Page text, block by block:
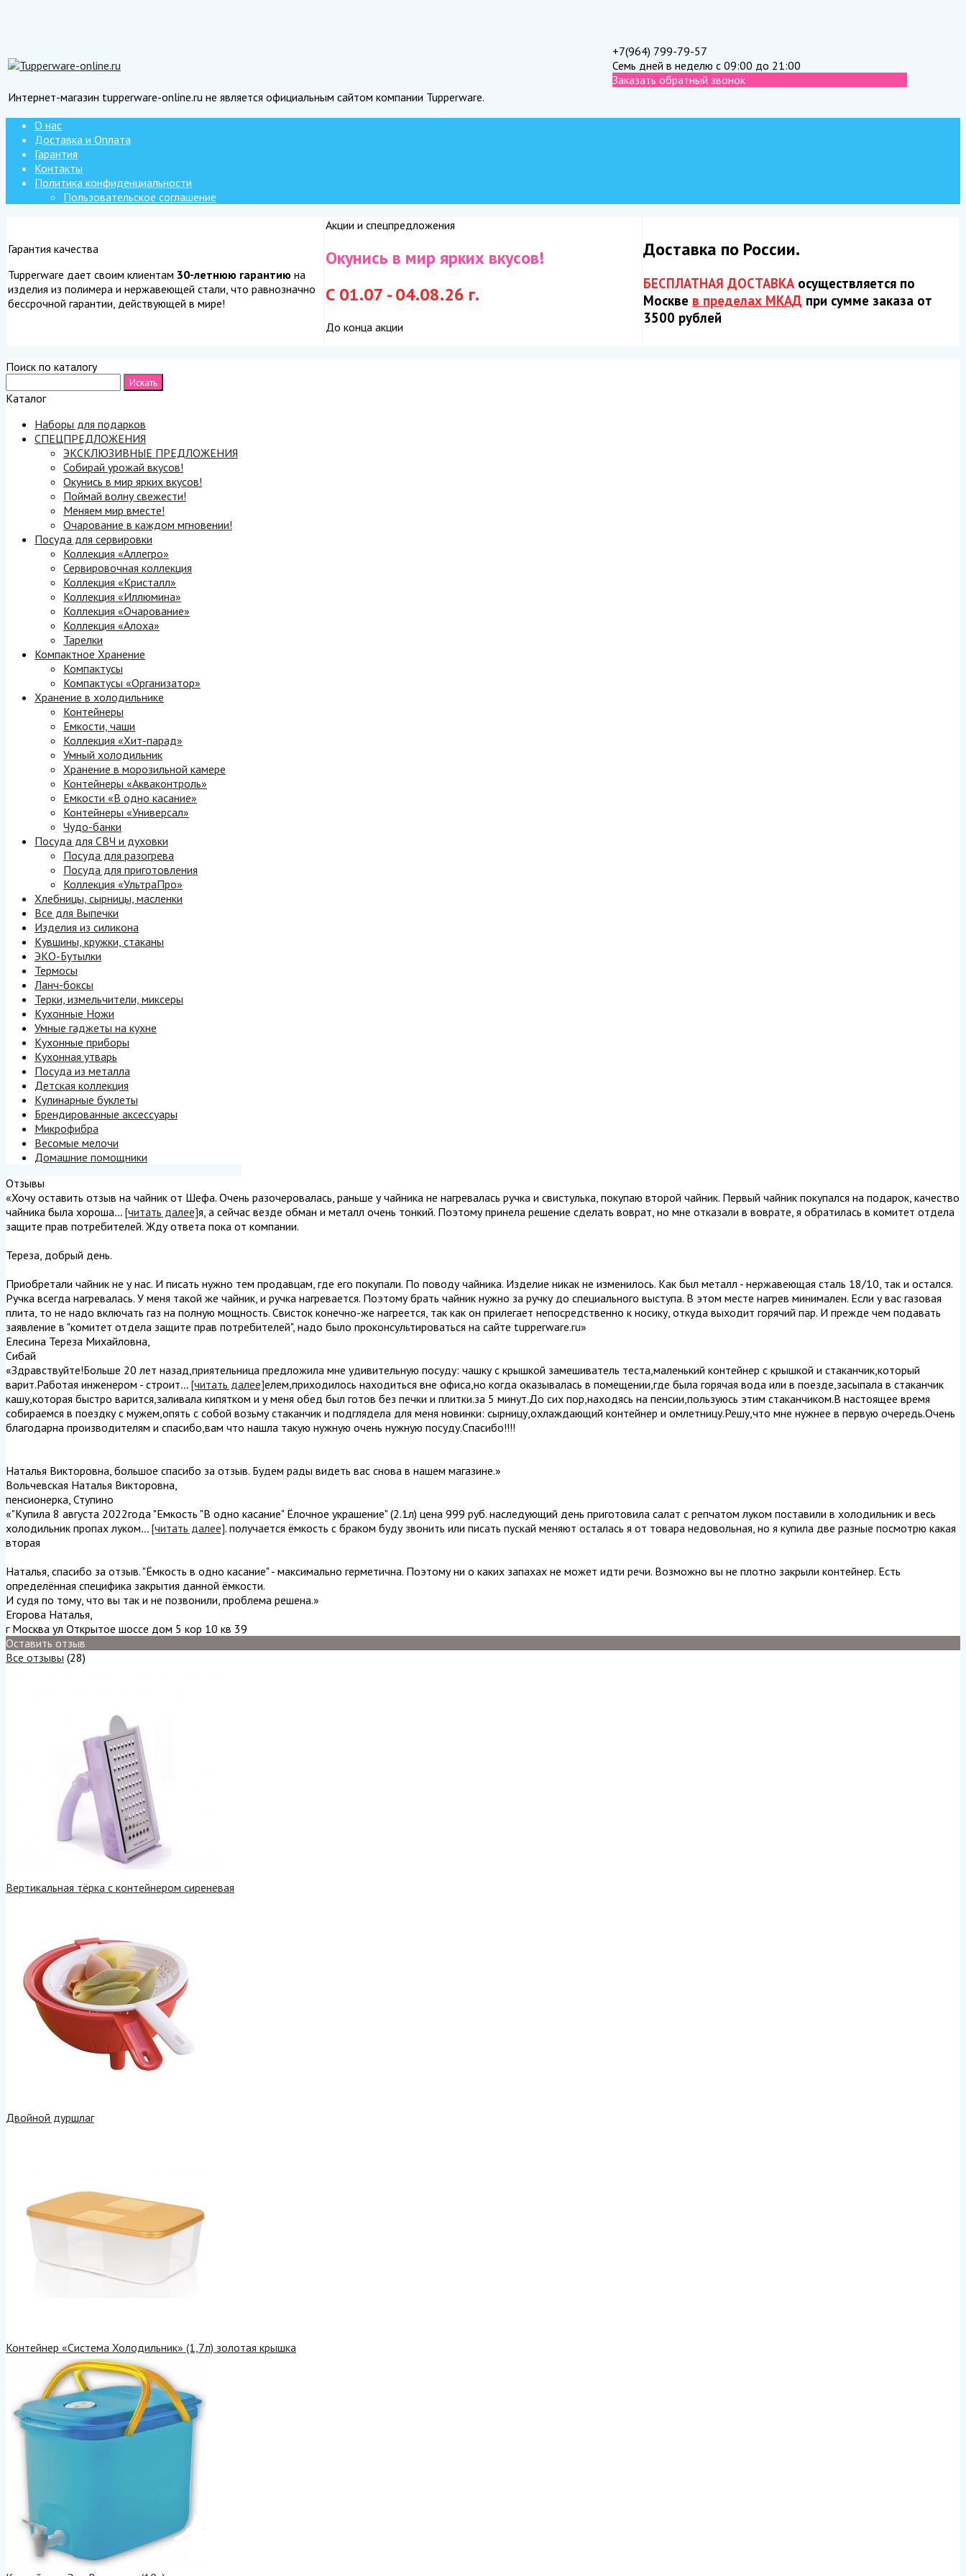
+7(964) 799-79-57
Семь дней в неделю с 09:00 до 21:00
Заказать обратный звонок
Интернет-магазин tupperware-online.ru не является официальным сайтом компании Tupperware.
О нас
Доставка и Оплата
Гарантия
Контакты
Политика конфиденциальности
Пользовательское соглашение
Гарантия качества
Tupperware дает своим клиентам 30-летнюю гарантию на
изделия из полимера и нержавеющей стали, что равнозначно
бессрочной гарантии, действующей в мире!
Акции и спецпредложения
Окунись в мир ярких вкусов!
С 01.07 - 04.08.26 г.
До конца акции
Доставка по России.
БЕСПЛАТНАЯ ДОСТАВКАосуществляется по
Москве в пределах МКАД при сумме заказа от
3500 рублей
Поиск по каталогу
Каталог
Наборы для подарков
СПЕЦПРЕДЛОЖЕНИЯ
ЭКСКЛЮЗИВНЫЕ ПРЕДЛОЖЕНИЯ
Собирай урожай вкусов!
Окунись в мир ярких вкусов!
Поймай волну свежести!
Меняем мир вместе!
Очарование в каждом мгновении!
Посуда для сервировки
Коллекция «Аллегро»
Сервировочная коллекция
Коллекция «Кристалл»
Коллекция «Иллюмина»
Коллекция «Очарование»
Коллекция «Алоха»
Тарелки
Компактное Хранение
Компактусы
Компактусы «Организатор»
Хранение в холодильнике
Контейнеры
Емкости, чаши
Коллекция «Хит-парад»
Умный холодильник
Хранение в морозильной камере
Контейнеры «Акваконтроль»
Емкости «В одно касание»
Контейнеры «Универсал»
Чудо-банки
Посуда для СВЧ и духовки
Посуда для разогрева
Посуда для приготовления
Коллекция «УльтраПро»
Хлебницы, сырницы, масленки
Все для Выпечки
Изделия из силикона
Кувшины, кружки, стаканы
ЭКО-Бутылки
Термосы
Ланч-боксы
Терки, измельчители, миксеры
Кухонные Ножи
Умные гаджеты на кухне
Кухонные приборы
Кухонная утварь
Посуда из металла
Детская коллекция
Кулинарные буклеты
Брендированные аксессуары
Микрофибра
Весомые мелочи
Домашние помощники
Отзывы
«Хочу оставить отзыв на чайник от Шефа. Очень разочеровалась, раньше у чайника не нагревалась ручка и свистулька, покупаю второй чайник. Первый чайник покупался на подарок, качество
чайника была хороша... [читать далее]я, а сейчас везде обман и металл очень тонкий. Поэтому принела решение сделать воврат, но мне отказали в воврате, я обратилась в комитет отдела
защите прав потребителей. Жду ответа пока от компании.
Тереза, добрый день.
Приобретали чайник не у нас. И писать нужно тем продавцам, где его покупали. По поводу чайника. Изделие никак не изменилось. Как был металл - нержавеющая сталь 18/10, так и остался.
Ручка всегда нагревалась. У меня такой же чайник, и ручка нагревается. Поэтому брать чайник нужно за ручку до специального выступа. В этом месте нагрев минимален. Если у вас газовая
плита, то не надо включать газ на полную мощность. Свисток конечно-же нагреется, так как он прилегает непосредственно к носику, откуда выходит горячий пар. И прежде чем подавать
заявление в "комитет отдела защите прав потребителей", надо было проконсультироваться на сайте tupperware.ru»
Елесина Тереза Михайловна,
Сибай
«Здравствуйте!Больше 20 лет назад,приятельница предложила мне удивительную посуду: чашку с крышкой замешиватель теста,маленький контейнер с крышкой и стаканчик,который
варит.Работая инженером - строит... [читать далее]елем,приходилось находиться вне офиса,но когда оказывалась в помещении,где была горячая вода или в поезде,засыпала в стаканчик
кашу,которая быстро варится,заливала кипятком и у меня обед был готов без печки и плитки.за 5 минут.До сих пор,находясь на пенсии,пользуюсь этим стаканчиком.В настоящее время
собираемся в поездку с мужем,опять с собой возьму стаканчик и подглядела для меня новинки: сырницу,охлаждающий контейнер и омлетницу.Решу,что мне нужнее в первую очередь.Очень
благодарна производителям и спасибо,вам что нашла такую нужную очень нужную посуду.Спасибо!!!!
Наталья Викторовна, большое спасибо за отзыв. Будем рады видеть вас снова в нашем магазине.»
Вольчевская Наталья Викторовна,
пенсионерка, Ступино
«"Купила 8 августа 2022года "Емкость "В одно касание" Ёлочное украшение" (2.1л) цена 999 руб. наследующий день приготовила салат с репчатом луком поставили в холодильник и весь
холодильник пропах луком... [читать далее]. получается ёмкость с браком буду звонить или писать пускай меняют осталась я от товара недовольная, но я купила две разные посмотрю какая
вторая
Наталья, спасибо за отзыв. "Ёмкость в одно касание" - максимально герметична. Поэтому ни о каких запахах не может идти речи. Возможно вы не плотно закрыли контейнер. Есть
определённая специфика закрытия данной ёмкости.
И судя по тому, что вы так и не позвонили, проблема решена.»
Егорова Наталья,
г Москва ул Открытое шоссе дом 5 кор 10 кв 39
Оставить отзыв
Все отзывы (28)
Вертикальная тёрка с контейнером сиреневая
Двойной дуршлаг
Контейнер «Система Холодильник» (1,7л) золотая крышка